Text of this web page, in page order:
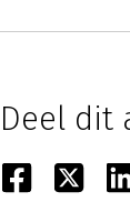
Deel dit